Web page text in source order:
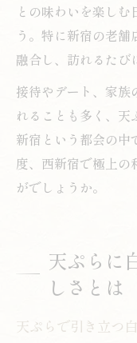
との味わいを楽し
う。特に新宿の老
融合し、訪れるたび
接待やデート、家族
れることも多く、天
新宿という都会の中
度、西新宿で極上の
がでしょうか。
天ぷらに
しさとは
天ぷらで引き立つ